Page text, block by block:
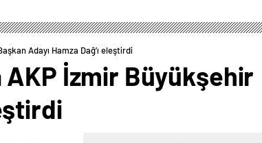
Adayı Hamza Dağ’ı eleştirdi
AKP İzmir Büyükşehir